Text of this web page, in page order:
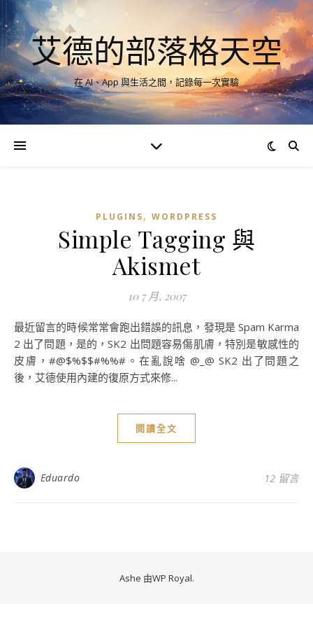
艾德的部落格天空
在 AI、App 與生活之間，記錄每一次實驗
PLUGINS, WORDPRESS
Simple Tagging 與
Akismet
10 7 月, 2007
最近留言的時候常常會跑出錯誤的訊息，發現是 Spam Karma
2 出了問題，是的，SK2 出問題容易傷肌膚，特別是敏感性的
皮膚，#@$%$$#%%#。在亂說啥 @_@ SK2 出了問題之
後，艾德使用內建的復原方式來修...
閱讀全文
Eduardo 12 留言
Ashe 由WP Royal.